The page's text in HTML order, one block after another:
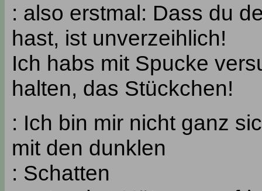
: also erstmal: Dass du
hast, ist unverzeihlich!
Ich habs mit Spucke
halten, das Stückchen!
: Ich bin mir nicht ganz
mit den dunklen
: Schatten